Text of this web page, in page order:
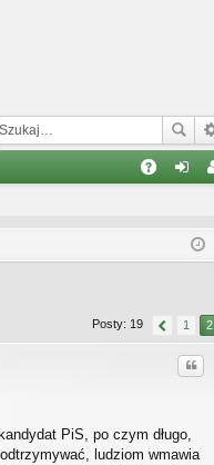
ę
Posty: 19 1 2
Cytuj
PiS, po czym długo,
ludziom wmawia